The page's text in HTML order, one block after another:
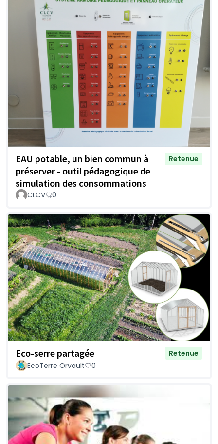
EAU potable, un bien commun à
préserver - outil pédagogique de
simulation des consommations
Retenue
CLCV 0
Eco-serre partagée
Retenue
EcoTerre Orvault
0